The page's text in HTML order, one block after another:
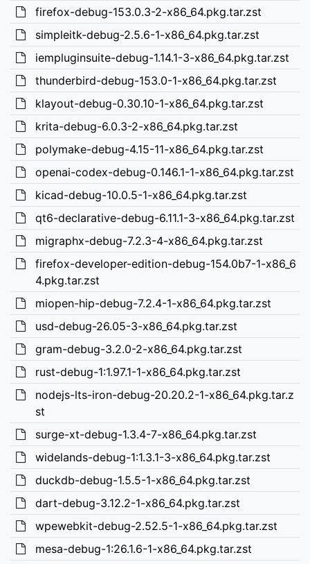
firefox-debug-153.0.3-2-x86_64.pkg.tar.zst
simpleitk-debug-2.5.6-1-x86_64.pkg.tar.zst
iempluginsuite-debug-1.14.1-3-x86_64.pkg.tar.zst
thunderbird-debug-153.0-1-x86_64.pkg.tar.zst
klayout-debug-0.30.10-1-x86_64.pkg.tar.zst
krita-debug-6.0.3-2-x86_64.pkg.tar.zst
polymake-debug-4.15-11-x86_64.pkg.tar.zst
openai-codex-debug-0.146.1-1-x86_64.pkg.tar.zst
kicad-debug-10.0.5-1-x86_64.pkg.tar.zst
qt6-declarative-debug-6.11.1-3-x86_64.pkg.tar.zst
migraphx-debug-7.2.3-4-x86_64.pkg.tar.zst
firefox-developer-edition-debug-154.0b7-1-x86_6
4.pkg.tar.zst
miopen-hip-debug-7.2.4-1-x86_64.pkg.tar.zst
usd-debug-26.05-3-x86_64.pkg.tar.zst
gram-debug-3.2.0-2-x86_64.pkg.tar.zst
rust-debug-1:1.97.1-1-x86_64.pkg.tar.zst
nodejs-lts-iron-debug-20.20.2-1-x86_64.pkg.tar.z
st
surge-xt-debug-1.3.4-7-x86_64.pkg.tar.zst
widelands-debug-1:1.3.1-3-x86_64.pkg.tar.zst
duckdb-debug-1.5.5-1-x86_64.pkg.tar.zst
dart-debug-3.12.2-1-x86_64.pkg.tar.zst
wpewebkit-debug-2.52.5-1-x86_64.pkg.tar.zst
mesa-debug-1:26.1.6-1-x86_64.pkg.tar.zst